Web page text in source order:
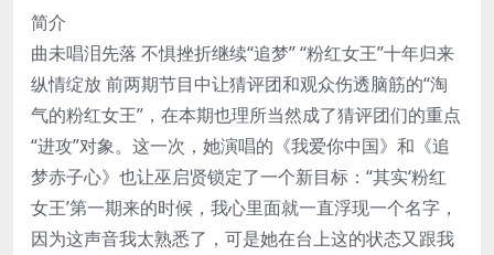
简介
曲未唱泪先落 不惧挫折继续“追梦” “粉红女王”十年归来
纵情绽放 前两期节目中让猜评团和观众伤透脑筋的“淘
气的粉红女王”，在本期也理所当然成了猜评团们的重点
“进攻”对象。这一次，她演唱的《我爱你中国》和《追
梦赤子心》也让巫启贤锁定了一个新目标：“其实‘粉红
女王’第一期来的时候，我心里面就一直浮现一个名字，
因为这声音我太熟悉了，可是她在台上这的状态又跟我